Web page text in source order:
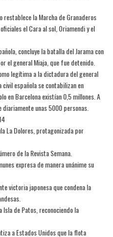
restablece la Marcha de Granaderos
el Cara al sol, Oriamendi y el
concluye la batalla del Jarama con
el general Miaja, que fue detenido.
legítima a la dictadura del general
civil española se contabilizan en
en Barcelona existían 0,5 millones. A
unas 5000 personas.
La Dolores, protagonizada por
de la Revista Semana.
expresa de manera unánime su
victoria japonesa que condena la
Isla de Patos, reconociendo la
a Estados Unidos que la flota